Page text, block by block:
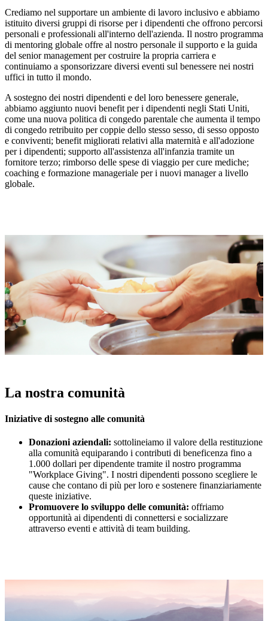
Crediamo nel supportare un ambiente di lavoro inclusivo e abbiamo
istituito diversi gruppi di risorse per i dipendenti che offrono percorsi
personali e professionali all'interno dell'azienda. Il nostro programma
di mentoring globale offre al nostro personale il supporto e la guida
del senior management per costruire la propria carriera e
continuiamo a sponsorizzare diversi eventi sul benessere nei nostri
uffici in tutto il mondo.
A sostegno dei nostri dipendenti e del loro benessere generale,
abbiamo aggiunto nuovi benefit per i dipendenti negli Stati Uniti,
come una nuova politica di congedo parentale che aumenta il tempo
di congedo retribuito per coppie dello stesso sesso, di sesso opposto
e conviventi; benefit migliorati relativi alla maternità e all'adozione
per i dipendenti; supporto all'assistenza all'infanzia tramite un
fornitore terzo; rimborso delle spese di viaggio per cure mediche;
coaching e formazione manageriale per i nuovi manager a livello
globale.
La nostra comunità
Iniziative di sostegno alle comunità
Donazioni aziendali: sottolineiamo il valore della restituzione
alla comunità equiparando i contributi di beneficenza fino a
1.000 dollari per dipendente tramite il nostro programma
"Workplace Giving". I nostri dipendenti possono scegliere le
cause che contano di più per loro e sostenere finanziariamente
queste iniziative.
Promuovere lo sviluppo delle comunità: offriamo
opportunità ai dipendenti di connettersi e socializzare
attraverso eventi e attività di team building.